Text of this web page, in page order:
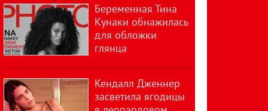
Беременная Тина
Кунаки обнажилась
для обложки
глянца
Кендалл Дженнер
засветила ягодицы